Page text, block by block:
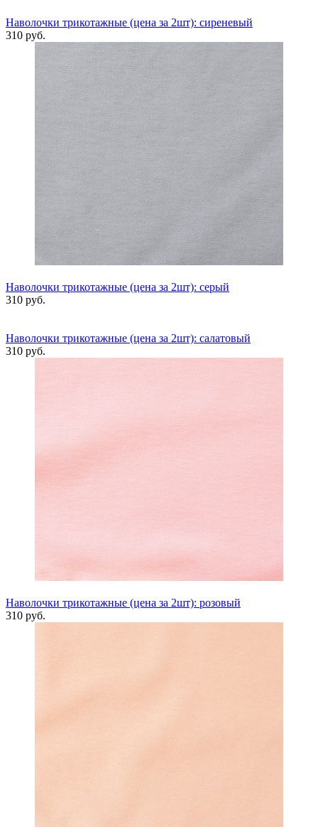
Наволочки трикотажные (цена за 2шт): сиреневый
310 руб.
Наволочки трикотажные (цена за 2шт): серый
310 руб.
Наволочки трикотажные (цена за 2шт): салатовый
310 руб.
Наволочки трикотажные (цена за 2шт): розовый
310 руб.